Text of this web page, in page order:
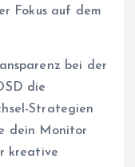
Fokus auf dem
bei der
die
Strategien
dein Monitor
kreative